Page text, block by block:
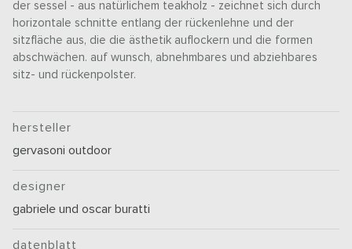
der sessel - aus natürlichem teakholz - zeichnet sich durch
horizontale schnitte entlang der rückenlehne und der
sitzfläche aus, die die ästhetik auflockern und die formen
abschwächen. auf wunsch, abnehmbares und abziehbares
sitz- und rückenpolster.
hersteller
gervasoni outdoor
designer
gabriele und oscar buratti
datenblatt